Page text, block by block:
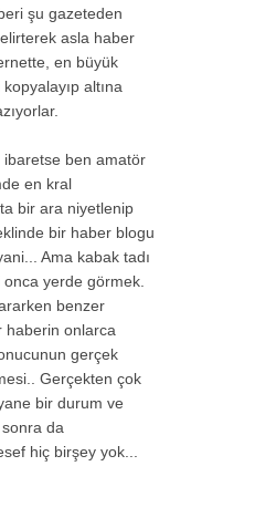
şu gazeteden
asla haber
en büyük
altına
ben amatör
en kral
bir ara niyetlenip
bir haber blogu
Ama kabak tadı
yerde görmek.
benzer
haberin onlarca
gerçek
Gerçekten çok
bir durum ve
sonra da
hiç birşey yok...